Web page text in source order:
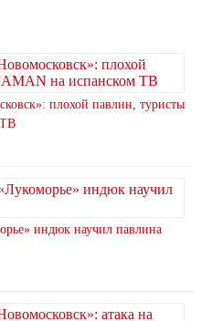
плохой павлин, туристы
индюк научил павлина